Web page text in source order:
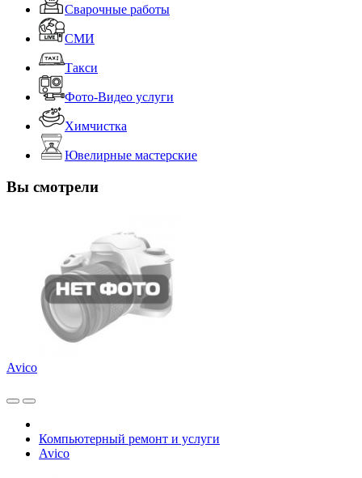
Сварочные работы
СМИ
Такси
Фото-Видео услуги
Химчистка
Ювелирные мастерские
Вы смотрели
Avico
Компьютерный ремонт и услуги
Avico